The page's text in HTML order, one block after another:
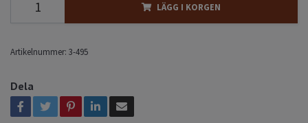
LÄGG I KORGEN
Artikelnummer: 3-495
Dela